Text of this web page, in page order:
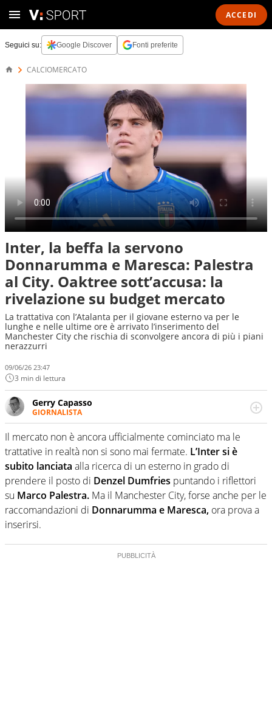
ACCEDI
Seguici su: Google Discover Fonti preferite
CALCIOMERCATO
Inter, la beffa la servono
Donnarumma e Maresca: Palestra
al City. Oaktree sott’accusa: la
rivelazione su budget mercato
La trattativa con l’Atalanta per il giovane esterno va per le
lunghe e nelle ultime ore è arrivato l’inserimento del
Manchester City che rischia di sconvolgere ancora di più i piani
nerazzurri
09/06/26 23:47
3 min di lettura
Gerry Capasso
GIORNALISTA
Per lui gli sport americani non hanno segreti: basket,
football, baseball e la capacità innata di trovare la notizia
dove altri non vedono granché
Il mercato non è ancora ufficialmente cominciato ma le
trattative in realtà non si sono mai fermate. L’Inter si è
subito lanciata alla ricerca di un esterno in grado di
prendere il posto di Denzel Dumfries puntando i riflettori
su Marco Palestra. Ma il Manchester City, forse anche per le
raccomandazioni di Donnarumma e Maresca, ora prova a
inserirsi.